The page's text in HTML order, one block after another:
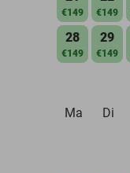
€149 €149
28
€149
29
€149
Ma
Di